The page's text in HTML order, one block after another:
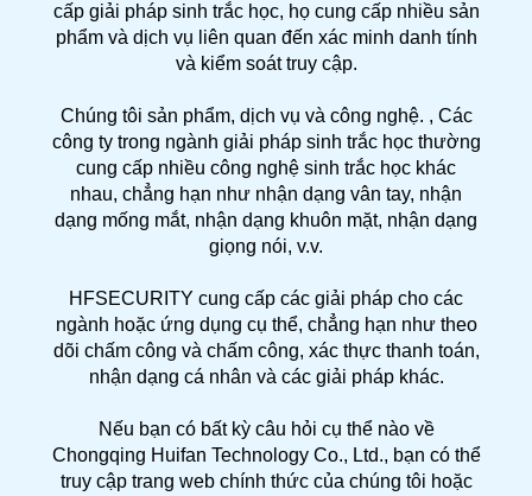
cấp giải pháp sinh trắc học, họ cung cấp nhiều sản
phẩm và dịch vụ liên quan đến xác minh danh tính
và kiểm soát truy cập.
Chúng tôi sản phẩm, dịch vụ và công nghệ. , Các
công ty trong ngành giải pháp sinh trắc học thường
cung cấp nhiều công nghệ sinh trắc học khác
nhau, chẳng hạn như nhận dạng vân tay, nhận
dạng mống mắt, nhận dạng khuôn mặt, nhận dạng
giọng nói, v.v.
HFSECURITY cung cấp các giải pháp cho các
ngành hoặc ứng dụng cụ thể, chẳng hạn như theo
dõi chấm công và chấm công, xác thực thanh toán,
nhận dạng cá nhân và các giải pháp khác.
Nếu bạn có bất kỳ câu hỏi cụ thể nào về
Chongqing Huifan Technology Co., Ltd., bạn có thể
truy cập trang web chính thức của chúng tôi hoặc